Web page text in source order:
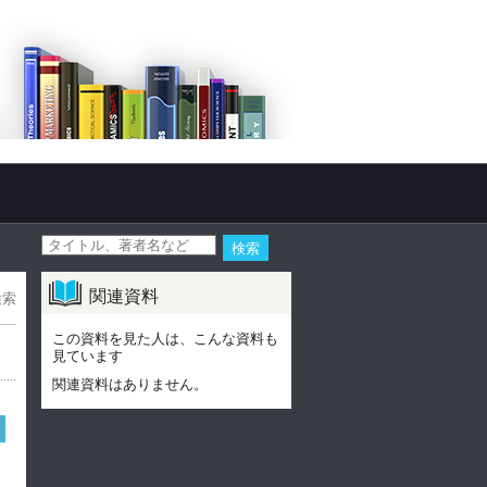
関連資料
この資料を見た人は、こんな資料も
見ています
関連資料はありません。